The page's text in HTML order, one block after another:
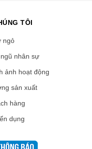
TÔI
ngỏ
nhân sự
ảnh hoạt động
sản xuất
hàng
dụng